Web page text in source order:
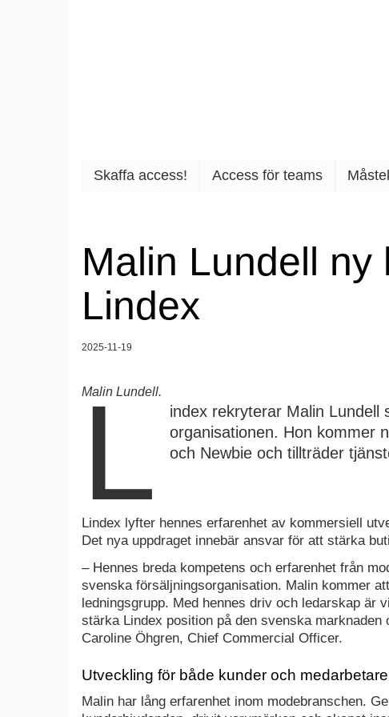
Skaffa access! Access för teams
Malin Lundell ny
2025-11-19
Malin Lundell.
L
Newbie och tillträder tjänsten
nya uppdraget innebär ansvar för att stärka
– Hennes breda kompetens och erfarenhet från
svenska försäljningsorganisation. Malin kommer att
Med hennes driv och ledarskap är vi övertygade
den svenska marknaden och skapa ännu mer värde
Commercial Officer.
Utveckling för både kunder och medarbetare
kunderbjudanden, drivit varumärken och skapat
I ett pressmeddelande konstaterar man att hon